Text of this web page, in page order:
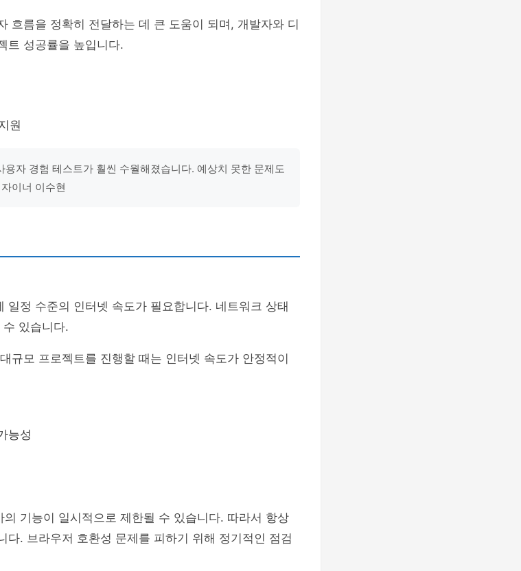
흐름을 정확히 전달하는 데 큰 도움이 되며, 개발자와 디
트 성공률을 높입니다.
원
자 경험 테스트가 훨씬 수월해졌습니다. 예상치 못한 문제도
이너 이수현
일정 수준의 인터넷 속도가 필요합니다. 네트워크 상태
있습니다.
규모 프로젝트를 진행할 때는 인터넷 속도가 안정적이
능성
기능이 일시적으로 제한될 수 있습니다. 따라서 항상
다. 브라우저 호환성 문제를 피하기 위해 정기적인 점검